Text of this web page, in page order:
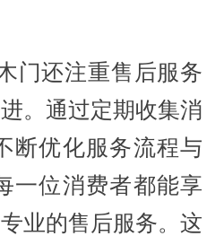
还注重售后服务
。通过定期收集消
断优化服务流程与
一位消费者都能享
业的售后服务。这